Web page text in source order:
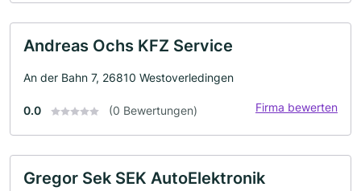
Andreas Ochs KFZ Service
An der Bahn 7, 26810 Westoverledingen
0.0 (0 Bewertungen) Firma bewerten
Gregor Sek SEK AutoElektronik